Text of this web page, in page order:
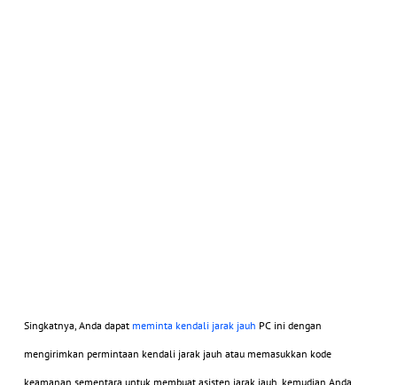
Singkatnya, Anda dapat meminta kendali jarak jauh PC ini dengan
mengirimkan permintaan kendali jarak jauh atau memasukkan kode
keamanan sementara untuk membuat asisten jarak jauh, kemudian Anda